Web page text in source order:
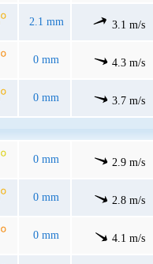
2.1 mm 3.1 m/s
0 mm 4.3 m/s
0 mm 3.7 m/s
0 mm 2.9 m/s
0 mm 2.8 m/s
0 mm 4.1 m/s